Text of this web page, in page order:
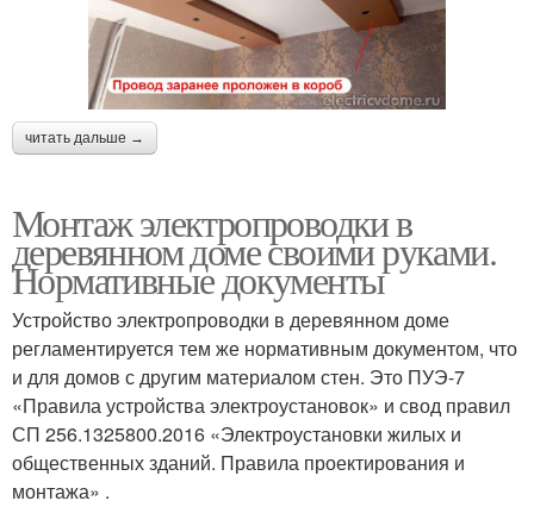
читать дальше →
Монтаж электропроводки в
деревянном доме своими руками.
Нормативные документы
Устройство электропроводки в деревянном доме
регламентируется тем же нормативным документом, что
и для домов с другим материалом стен. Это ПУЭ-7
«Правила устройства электроустановок» и свод правил
СП 256.1325800.2016 «Электроустановки жилых и
общественных зданий. Правила проектирования и
монтажа» .